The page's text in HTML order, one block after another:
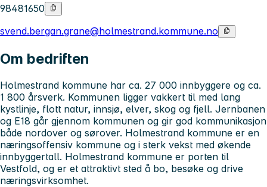
98481650
svend.bergan.grane@holmestrand.kommune.no
Om bedriften
Holmestrand kommune har ca. 27 000 innbyggere og ca.
1 800 årsverk. Kommunen ligger vakkert til med lang
kystlinje, flott natur, innsjø, elver, skog og fjell. Jernbanen
og E18 går gjennom kommunen og gir god kommunikasjon
både nordover og sørover. Holmestrand kommune er en
næringsoffensiv kommune og i sterk vekst med økende
innbyggertall. Holmestrand kommune er porten til
Vestfold, og er et attraktivt sted å bo, besøke og drive
næringsvirksomhet.